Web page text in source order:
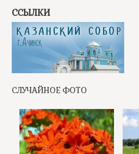
ССЫЛКИ
СЛУЧАЙНОЕ ФОТО